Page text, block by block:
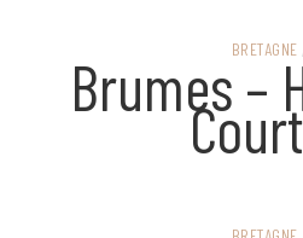
BRETAGNE
Brumes –